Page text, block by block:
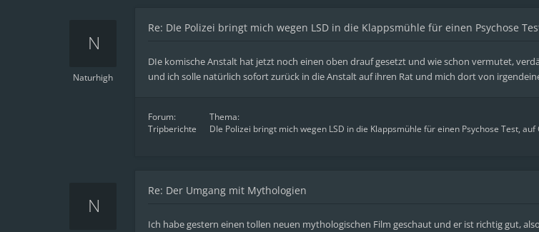
Naturhigh
Re: DIe Polizei bringt mich wegen LSD in die Klappsmühle für einen Psychose
DIe komische Anstalt hat jetzt noch einen oben drauf gesetzt und wie schon vermutet,
und ich solle natürlich sofort zurück in die Anstalt auf ihren Rat und mich dort von
Forum:
Tripberichte
Thema:
DIe Polizei bringt mich wegen LSD in die Klappsmühle für einen Psychose Test, auf
Re: Der Umgang mit Mythologien
Ich habe gestern einen tollen neuen mythologischen Film geschaut und er ist richtig gut,